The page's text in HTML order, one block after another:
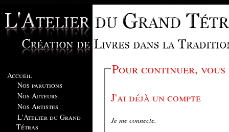
Accueil
Nos parutions
Nos Auteurs
Nos Artistes
L'Atelier du Grand
Tétras
Pour continuer, vous
J'ai déjà un compte
Je me connecte.